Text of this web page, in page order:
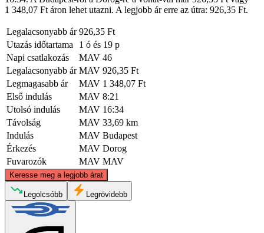
1 348,07 Ft áron lehet utazni. A legjobb ár erre az útra: 926,35 Ft.
Legalacsonyabb ár 926,35 Ft
Utazás időtartama
1 ó és 19 p
Napi csatlakozás
MAV 46
Legalacsonyabb ár MAV 926,35 Ft
Legmagasabb ár
MAV 1 348,07 Ft
Első indulás
MAV 8:21
Utolsó indulás
MAV 16:34
Távolság
MAV 33,69 km
Indulás
MAV Budapest
Érkezés
MAV Dorog
Fuvarozók
MAV MAV
Keresse meg a legjobb árat
Dorog
Legolcsóbb Legrövidebb